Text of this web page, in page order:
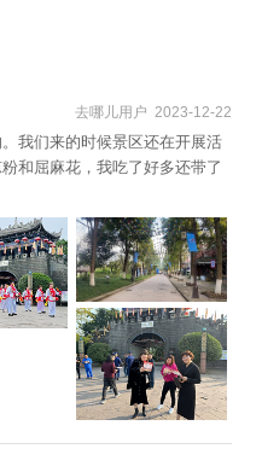
去哪儿用户 2023-12-22
我们来的时候景区还在开展活
和屈麻花，我吃了好多还带了